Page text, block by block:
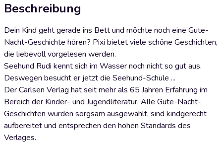
Beschreibung
Dein Kind geht gerade ins Bett und möchte noch eine Gute-
Nacht-Geschichte hören? Pixi bietet viele schöne Geschichten,
die liebevoll vorgelesen werden.
Seehund Rudi kennt sich im Wasser noch nicht so gut aus.
Deswegen besucht er jetzt die Seehund-Schule ...
Der Carlsen Verlag hat seit mehr als 65 Jahren Erfahrung im
Bereich der Kinder- und Jugendliteratur. Alle Gute-Nacht-
Geschichten wurden sorgsam ausgewählt, sind kindgerecht
aufbereitet und entsprechen den hohen Standards des
Verlages.